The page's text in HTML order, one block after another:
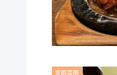
家庭菜園